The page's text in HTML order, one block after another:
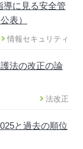
導に見る安全管
表）
情報セキュリティ
法の改正の論
法改正
と過去の順位